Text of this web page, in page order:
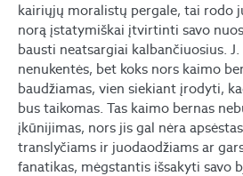
kairiųjų moralistų pergale, tai rodo
norą įstatymiškai įtvirtinti savo
bausti neatsargiai kalbančiuosius. J.
nenukentės, bet koks nors kaimo
baudžiamas, vien siekiant įrodyti,
bus taikomas. Tas kaimo bernas
įkūnijimas, nors jis gal nėra
translyčiams ir juodaodžiams ar
fanatikas, mėgstantis išsakyti savo